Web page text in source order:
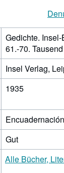
Gedichte.
61.-70. Tausend
Insel Verlag,
1935
Gut
Alle Bücher,